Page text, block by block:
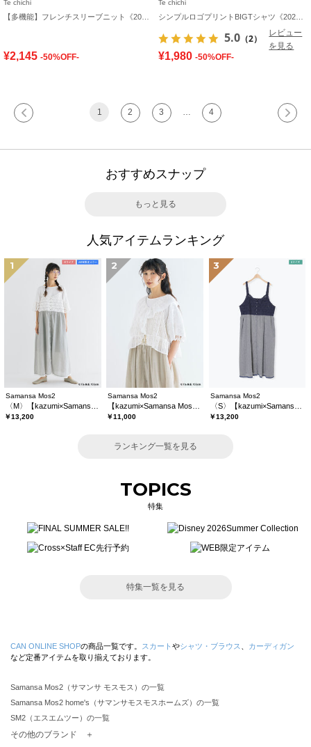
Te chichi
¥2,145 -50%OFF-
Te chichi
5.0 （2）
レビュー
を見る
¥1,980 -50%OFF-
1 2 3 4
おすすめスナップ
もっと見る
人気アイテムランキング
1
Samansa Mos2
￥13,200
2
Samansa Mos2
￥11,000
3
Samansa Mos2
￥13,200
ランキング一覧を見る
TOPICS
特集
特集一覧を見る
CAN ONLINE SHOPの商品一覧です。 スカート やシャツ・ブラウス
カーディガン
など定番アイテムを取り揃えております。
Samansa Mos2（サマンサ モスモス）の一覧
Samansa Mos2 home's（サマンサモスモスホームズ）の一覧
SM2（エスエムツー）の一覧
TSUHARU by Samansa Mos2（ツハルバイサマンサモスモス）の一覧
その他のブランド ＋